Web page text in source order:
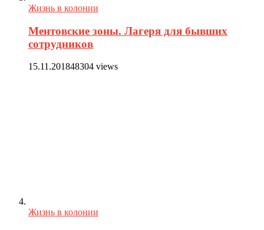
Жизнь в колонии
Ментовские зоны. Лагеря для бывших
сотрудников
15.11.201848304 views
Жизнь в колонии